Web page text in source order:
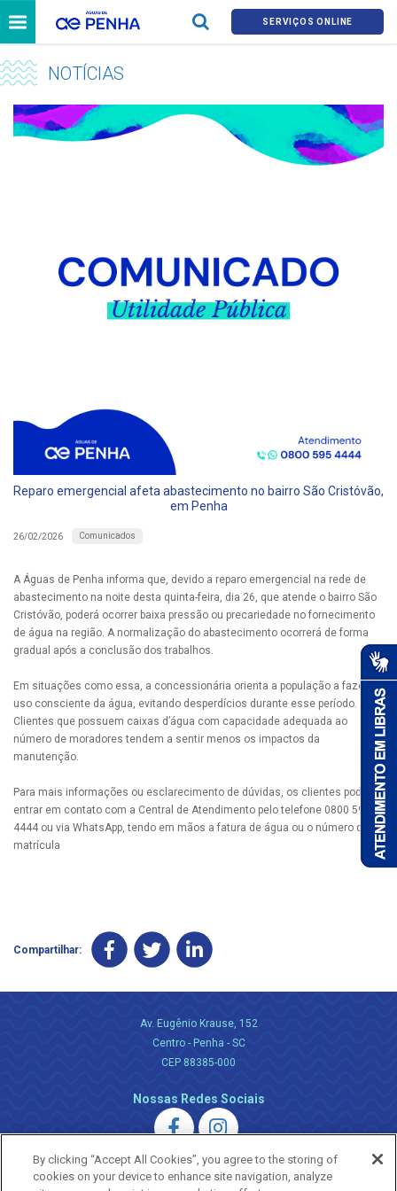
SERVIÇOS ONLINE
NOTÍCIAS
Reparo emergencial afeta abastecimento no bairro São Cristóvão,
em Penha
26/02/2026 Comunicados
A Águas de Penha informa que, devido a reparo emergencial na rede de
abastecimento na noite desta quinta-feira, dia 26, que atende o bairro São
Cristóvão, poderá ocorrer baixa pressão ou precariedade no fornecimento
de água na região. A normalização do abastecimento ocorrerá de forma
gradual após a conclusão dos trabalhos.
Em situações como essa, a concessionária orienta a população a fazer
uso consciente da água, evitando desperdícios durante esse período.
Clientes que possuem caixas d’água com capacidade adequada ao
número de moradores tendem a sentir menos os impactos da
manutenção.
Para mais informações ou esclarecimento de dúvidas, os clientes podem
entrar em contato com a Central de Atendimento pelo telefone 0800 595
4444 ou via WhatsApp, tendo em mãos a fatura de água ou o número da
matrícula
Compartilhar:
Av. Eugênio Krause, 152
Centro - Penha - SC
CEP 88385-000
Nossas Redes Sociais
By clicking “Accept All Cookies”, you agree to the storing of
cookies on your device to enhance site navigation, analyze